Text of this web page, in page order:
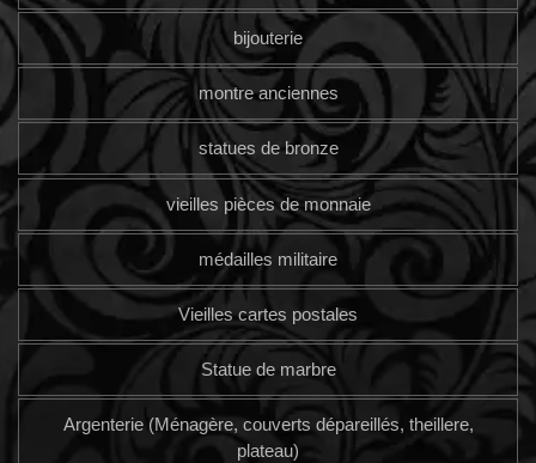
bijouterie
montre anciennes
statues de bronze
vieilles pièces de monnaie
médailles militaire
Vieilles cartes postales
Statue de marbre
Argenterie (Ménagère, couverts dépareillés, theillere,
plateau)